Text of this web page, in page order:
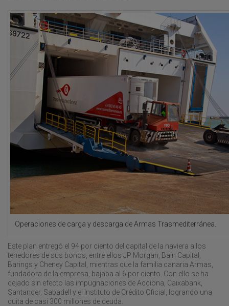
Operaciones de carga y descarga de Armas Trasmediterránea.
Este plan entregó el 94 por ciento del capital de la naviera a los
tenedores de sus bonos, entre ellos JP Morgan, Bain Capital,
Barings y Cheney Capital, mientras que la familia canaria Armas,
fundadora de la empresa, bajaba al 6 por ciento. Con ello se ha
dejado sin efecto las impugnaciones de Acciona, Caixabank,
Santander, Sabadell y el Instituto de Crédito Oficial, logrando una
quita de casi 300 millones de deuda.